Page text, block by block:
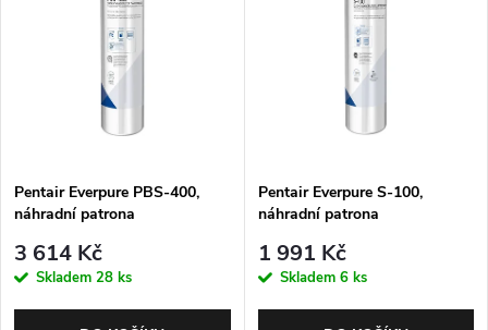
r
o
p
r
o
Pentair Everpure PBS-400,
náhradní patrona
3 614 Kč
Skladem 28 ks
Pentair Everpure S-100,
náhradní patrona
1 991 Kč
Skladem 6 ks